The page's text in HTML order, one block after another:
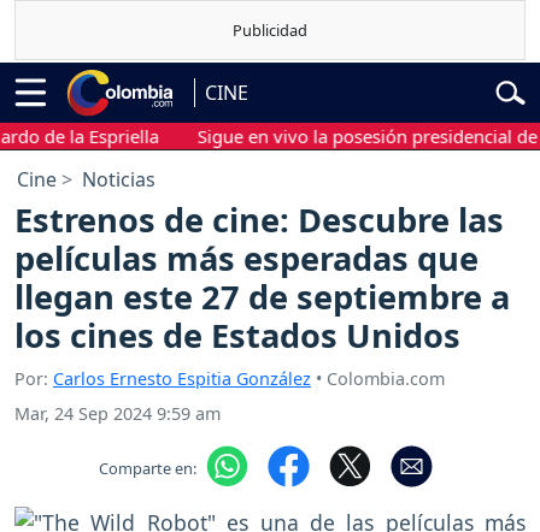
CINE
la Espriella Sigue en vivo la posesión presidencial de
Cine Noticias
Estrenos de cine: Descubre las
películas más esperadas que
llegan este 27 de septiembre a
los cines de Estados Unidos
Por: Carlos Ernesto Espitia González • Colombia.com
Mar, 24 Sep 2024 9:59 am
Comparte en: